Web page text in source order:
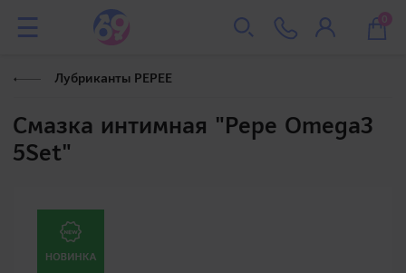
0
Лубриканты PEPEE
Смазка интимная "Pepe Omega3
5Set"